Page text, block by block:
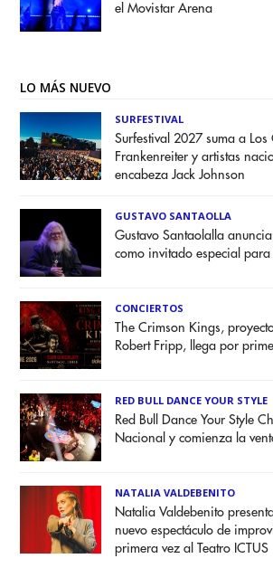
el Movistar Arena
LO MÁS NUEVO
SURFESTIVAL
Surfestival 2027 suma a
Frankenreiter y artistas
encabeza Jack Johnson
GUSTAVO SANTAOLLA
Gustavo Santaolalla
como invitado especial
CONCIERTOS
The Crimson Kings,
Robert Fripp, llega por
RED BULL DANCE YOUR STYLE
Red Bull Dance Your Style
Nacional y comienza la
NATALIA VALDEBENITO
Natalia Valdebenito presenta
nuevo espectáculo de
primera vez al Teatro ICTUS